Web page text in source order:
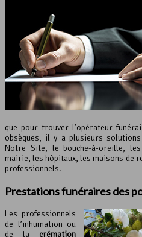
que pour trouver l’opérateur
obsèques, il y a plusieurs
Notre Site, le bouche-à-oreille,
mairie, les hôpitaux, les maisons de
professionnels.
Prestations funéraires des
Les professionnels
de l’inhumation ou
de la crémation